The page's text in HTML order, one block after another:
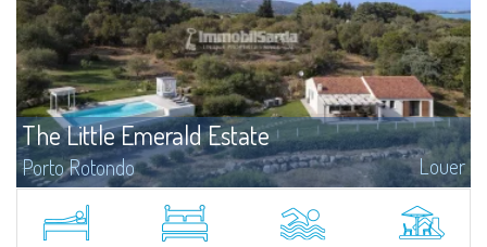
The Little Emerald Estate
Porto Rotondo Louer
Porto RotondoIn the heart of the Cugnana hills, just a few minutes from
Porto Rotondo and the most beautiful beaches of the Costa Smeralda, we